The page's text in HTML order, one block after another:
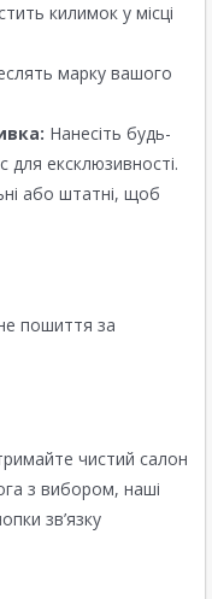
килимок у місці
марку вашого
Нанесіть будь-
ексклюзивності.
або штатні, щоб
пошиття за
чистий салон
з вибором, наші
зв’язку